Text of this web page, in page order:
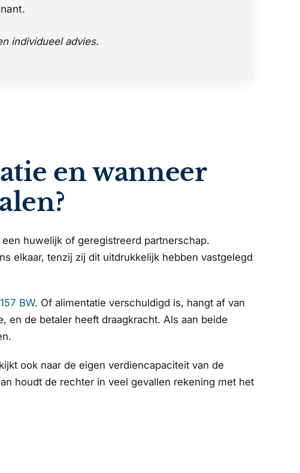
individueel advies.
en wanneer
huwelijk of geregistreerd partnerschap.
elkaar, tenzij zij dit uitdrukkelijk hebben vastgelegd
BW. Of alimentatie verschuldigd is, hangt af van
en de betaler heeft draagkracht. Als aan beide
ook naar de eigen verdiencapaciteit van de
houdt de rechter in veel gevallen rekening met het